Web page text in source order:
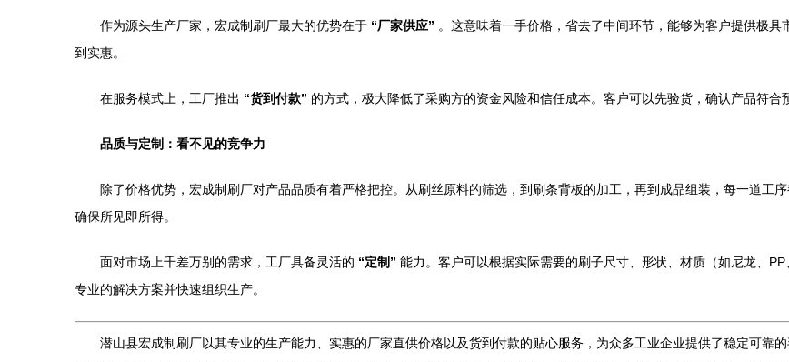
作为源头生产厂家，宏成制刷厂最大的优势在于 “厂家供应” 。这意味着一手价格，省去了中间环节，能够为客户提供极具
到实惠。
在服务模式上，工厂推出 “货到付款” 的方式，极大降低了采购方的资金风险和信任成本。客户可以先验货，确认产品符合
品质与定制：看不见的竞争力
除了价格优势，宏成制刷厂对产品品质有着严格把控。从刷丝原料的筛选，到刷条背板的加工，再到成品组装，每一道工
确保所见即所得。
面对市场上千差万别的需求，工厂具备灵活的 “定制” 能力。客户可以根据实际需要的刷子尺寸、形状、材质（如尼龙、
专业的解决方案并快速组织生产。
潜山县宏成制刷厂以其专业的生产能力、实惠的厂家直供价格以及货到付款的贴心服务，为众多工业企业提供了稳定可靠